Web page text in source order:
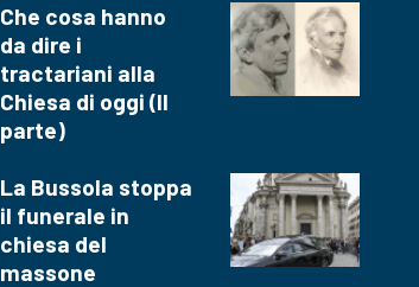
Che cosa hanno
da dire i
tractariani alla
Chiesa di oggi (II
parte)
La Bussola stoppa
il funerale in
chiesa del
massone